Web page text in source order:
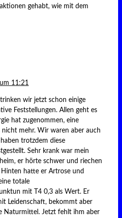
gehabt, wie mit dem
11:21
wir jetzt schon einige
Feststellungen. Allen geht es
hat zugenommen, eine
nicht mehr. Wir waren aber auch
trotzdem diese
Sehr krank war mein
er hörte schwer und riechen
hatte er Artrose und
totale
mit T4 0,3 als Wert. Er
Leidenschaft, bekommt aber
Naturmittel. Jetzt fehlt ihm aber